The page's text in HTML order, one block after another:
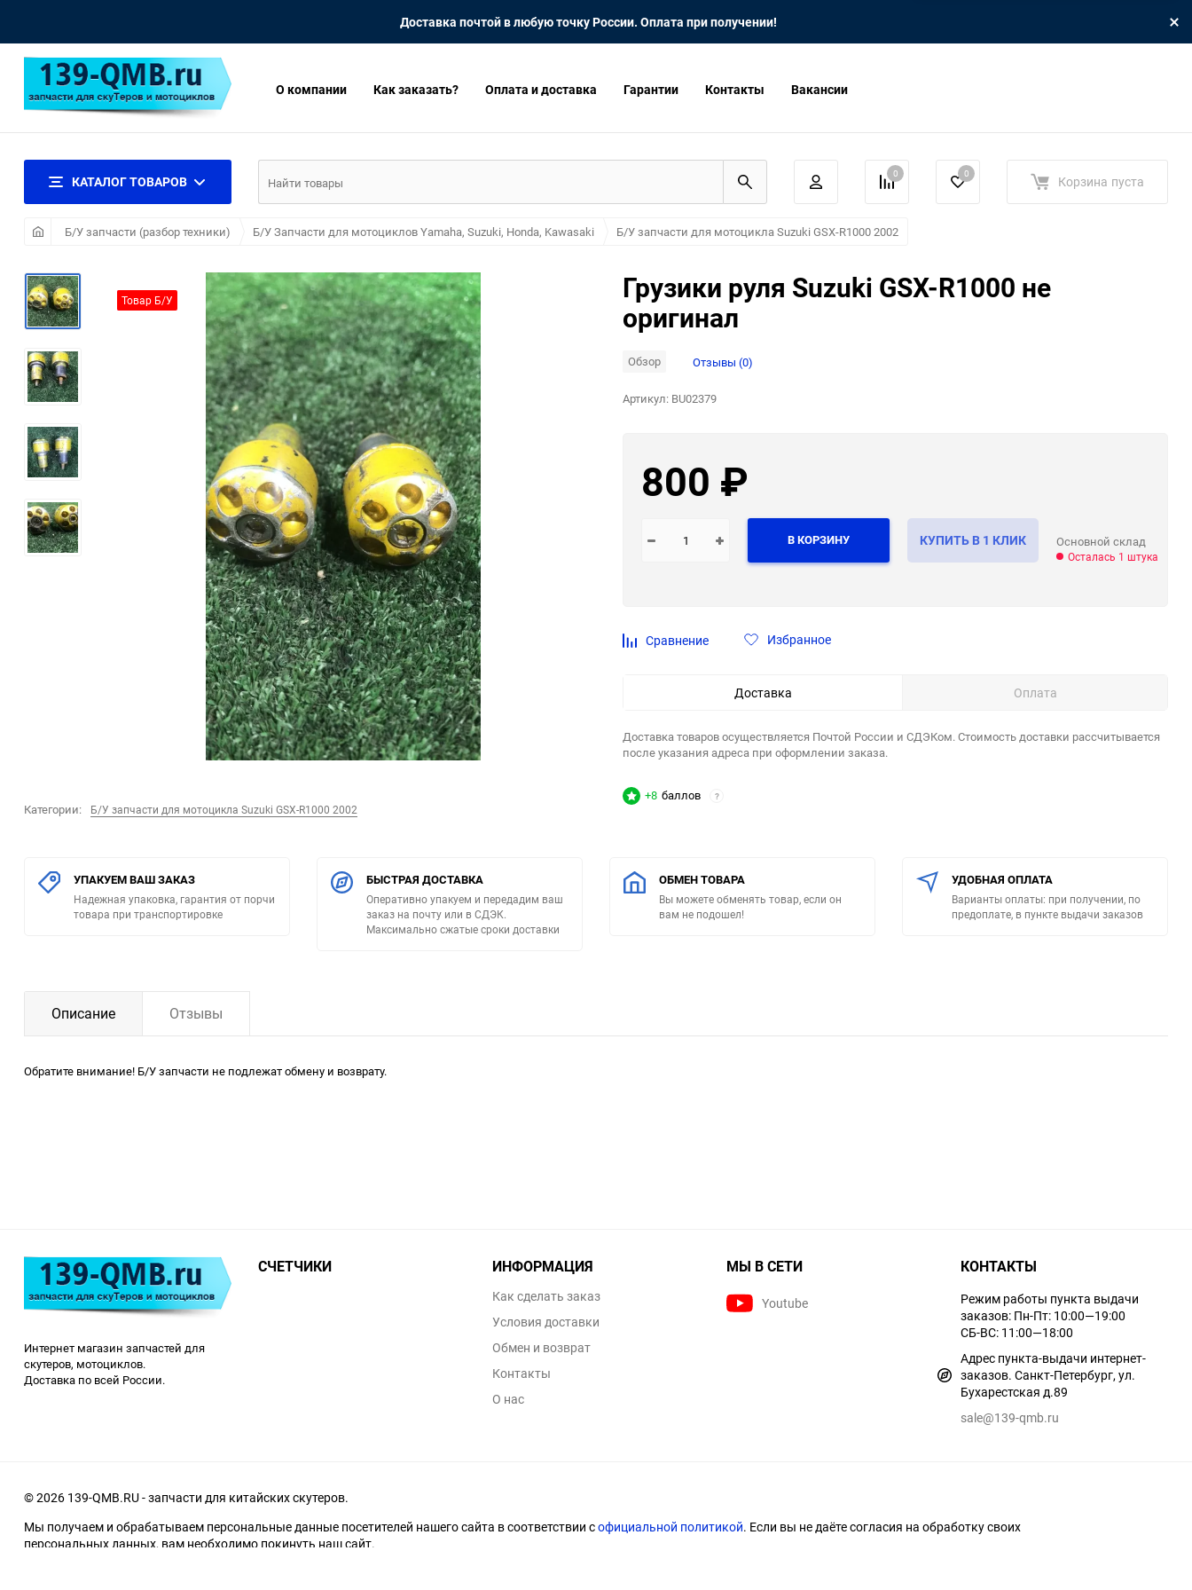
Доставка почтой в любую точку России. Оплата при получении!
О компании Как заказать? Оплата и доставка Гарантии Контакты Вакансии
КАТАЛОГ ТОВАРОВ 0 0 Корзина пуста
Б/У запчасти (разбор техники) Б/У Запчасти для мотоциклов Yamaha, Suzuki, Honda, Kawasaki Б/У запчасти для мотоцикла Suzuki GSX-R1000 2002
Товар Б/У
Категории: Б/У запчасти для мотоцикла Suzuki GSX-R1000 2002
Грузики руля Suzuki GSX-R1000 не
оригинал
Обзор Отзывы (0)
Артикул: BU02379
800 ₽
В КОРЗИНУ КУПИТЬ В 1 КЛИК Основной склад
Осталась 1 штука
Сравнение Избранное
Доставка Оплата
Доставка товаров осуществляется Почтой России и СДЭКом. Стоимость доставки рассчитывается
после указания адреса при оформлении заказа.
+8 баллов ?
УПАКУЕМ ВАШ ЗАКАЗ
Надежная упаковка, гарантия от порчи
товара при транспортировке
БЫСТРАЯ ДОСТАВКА
Оперативно упакуем и передадим ваш
заказ на почту или в СДЭК.
Максимально сжатые сроки доставки
ОБМЕН ТОВАРА
Вы можете обменять товар, если он
вам не подошел!
УДОБНАЯ ОПЛАТА
Варианты оплаты: при получении, по
предоплате, в пункте выдачи заказов
Описание Отзывы
Обратите внимание! Б/У запчасти не подлежат обмену и возврату.
Интернет магазин запчастей для
скутеров, мотоциклов.
Доставка по всей России.
СЧЕТЧИКИ ИНФОРМАЦИЯ
Как сделать заказ
Условия доставки
Обмен и возврат
Контакты
О нас
МЫ В СЕТИ
Youtube
КОНТАКТЫ
Режим работы пункта выдачи
заказов: Пн-Пт: 10:00—19:00
СБ-ВС: 11:00—18:00
Адрес пункта-выдачи интернет-
заказов. Санкт-Петербург, ул.
Бухарестская д.89
sale@139-qmb.ru
© 2026 139-QMB.RU - запчасти для китайских скутеров.
Мы получаем и обрабатываем персональные данные посетителей нашего сайта в соответствии софициальной политикой. Если вы не даёте согласия на обработку своих
персональных данных, вам необходимо покинуть наш сайт.